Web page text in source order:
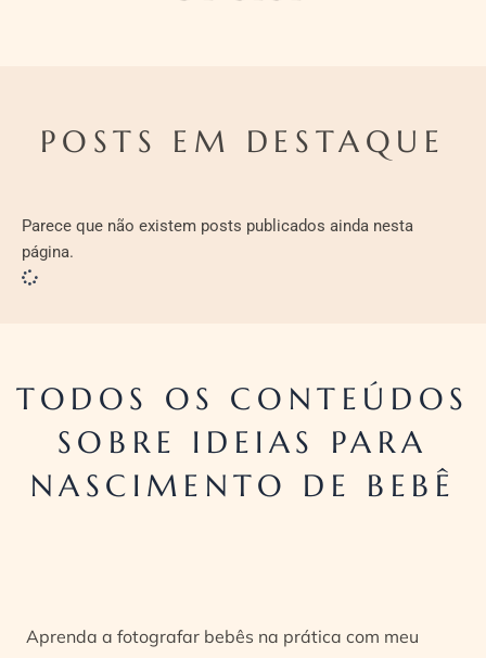
POSTS EM DESTAQUE
Parece que não existem posts publicados ainda nesta
página.
TODOS OS CONTEÚDOS
SOBRE IDEIAS PARA
NASCIMENTO DE BEBÊ
Aprenda a fotografar bebês na prática com meu